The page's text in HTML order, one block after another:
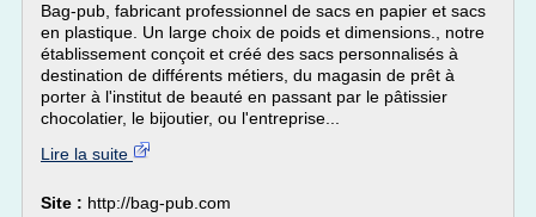
Bag-pub, fabricant professionnel de sacs en papier et sacs
en plastique. Un large choix de poids et dimensions., notre
établissement conçoit et créé des sacs personnalisés à
destination de différents métiers, du magasin de prêt à
porter à l'institut de beauté en passant par le pâtissier
chocolatier, le bijoutier, ou l'entreprise...
Lire la suite
Site : http://bag-pub.com